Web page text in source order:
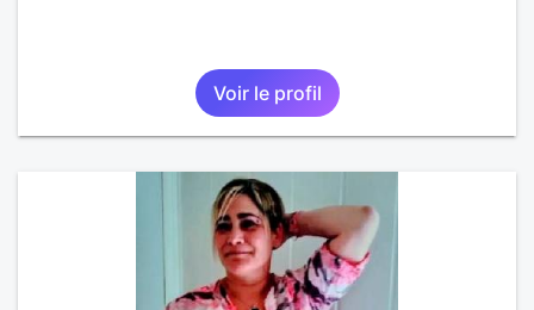
Voir le profil